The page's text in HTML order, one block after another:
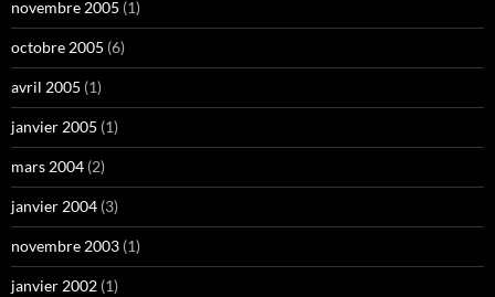
novembre 2005 (1)
octobre 2005 (6)
avril 2005 (1)
janvier 2005 (1)
mars 2004 (2)
janvier 2004 (3)
novembre 2003 (1)
janvier 2002 (1)